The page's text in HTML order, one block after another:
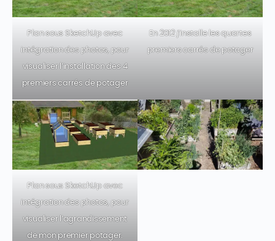
Plan sous SketchUp avec
intégration des photos, pour
visualiser l’installation des 4
premiers carrés de potager
En 2012 j’installe les quartes
premiers carrés de potager
Plan sous SketchUp avec
intégration des photos, pour
visualiser l’agrandissement
de mon premier potager.